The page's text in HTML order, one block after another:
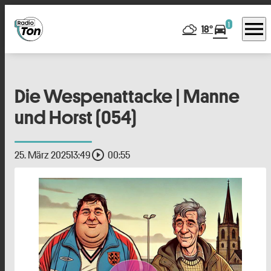
18°directions_car1 menu
Die Wespenattacke | Manne
und Horst (054)
25. März 202513:49play_circle_outline 00:55